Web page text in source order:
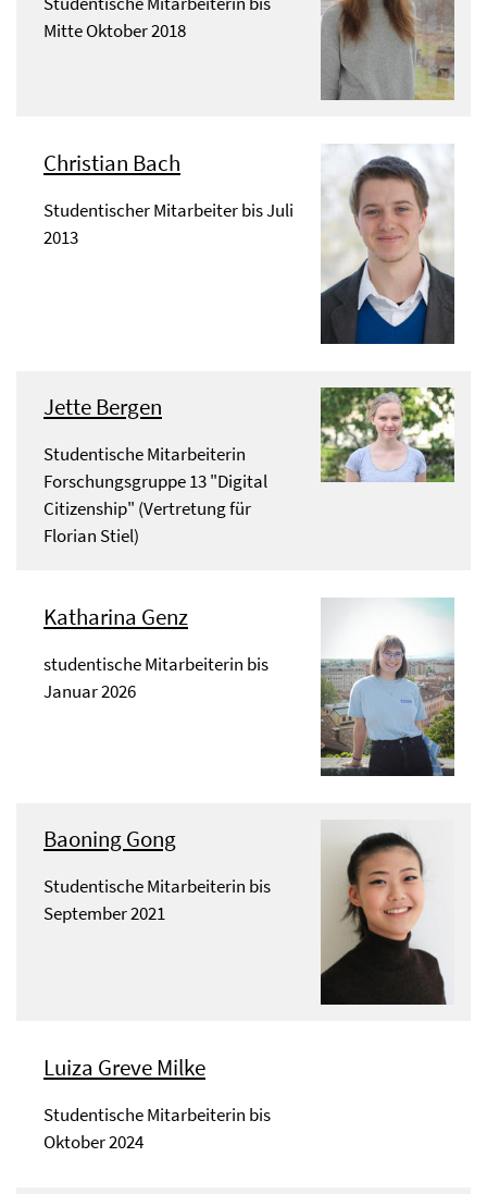
Mitte Oktober 2018
Christian Bach
Studentischer Mitarbeiter bis Juli
2013
Jette Bergen
Studentische Mitarbeiterin
Forschungsgruppe 13 "Digital
Citizenship" (Vertretung für
Florian Stiel)
Katharina Genz
studentische Mitarbeiterin bis
Januar 2026
Baoning Gong
Studentische Mitarbeiterin bis
September 2021
Luiza Greve Milke
Studentische Mitarbeiterin bis
Oktober 2024